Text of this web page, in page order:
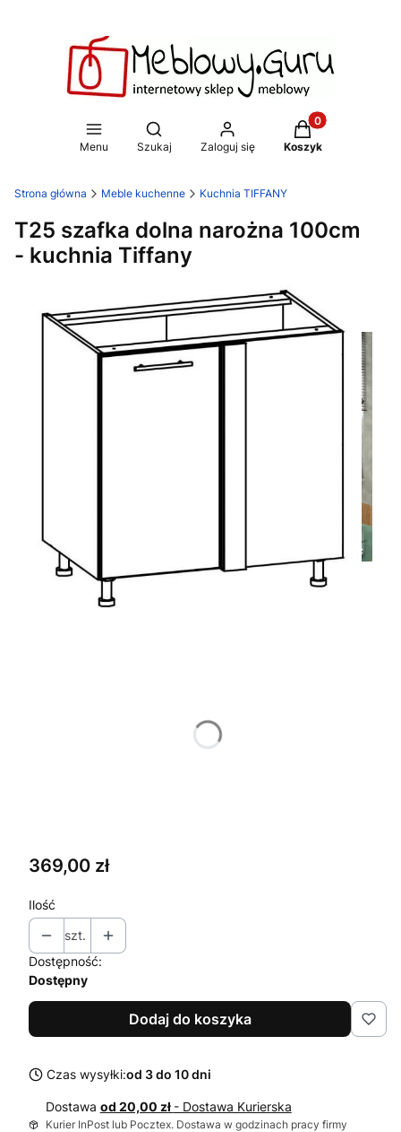
Menu
Otwórz wyszukiwarkę
Szukaj Zaloguj się
Produkty w
Koszyk
Strona główna Meble kuchenne Kuchnia TIFFANY
T25 szafka dolna narożna 100cm
- kuchnia Tiffany
Cena
369,00 zł
Ilość
szt.
Dostępność:
Dostępny
Dodaj do koszyka
Czas wysyłki:od 3 do 10 dni
Dostawa od 20,00 zł - Dostawa Kurierska
Kurier InPost lub Pocztex. Dostawa w godzinach pracy firmy